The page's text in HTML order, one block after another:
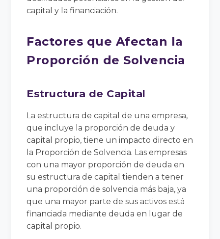
capital y la financiación.
Factores que Afectan la
Proporción de Solvencia
Estructura de Capital
La estructura de capital de una empresa,
que incluye la proporción de deuda y
capital propio, tiene un impacto directo en
la Proporción de Solvencia. Las empresas
con una mayor proporción de deuda en
su estructura de capital tienden a tener
una proporción de solvencia más baja, ya
que una mayor parte de sus activos está
financiada mediante deuda en lugar de
capital propio.